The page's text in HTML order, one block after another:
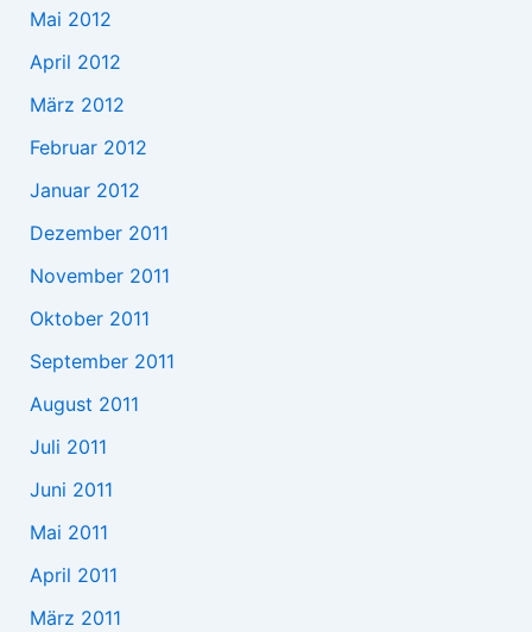
Mai 2012
April 2012
März 2012
Februar 2012
Januar 2012
Dezember 2011
November 2011
Oktober 2011
September 2011
August 2011
Juli 2011
Juni 2011
Mai 2011
April 2011
März 2011